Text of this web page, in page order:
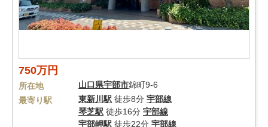
750万円
所在地 山口県宇部市錦町9-6
最寄り駅
東新川駅 徒歩8分 宇部線
琴芝駅 徒歩16分 宇部線
宇部岬駅 徒歩22分 宇部線